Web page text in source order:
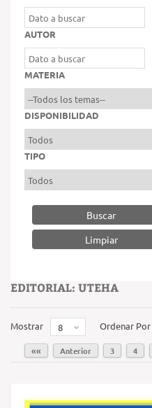
AUTOR
MATERIA
DISPONIBILIDAD
TIPO
Buscar
EDITORIAL: UTEHA
Mostrar 8 Ordenar Por
«« Anterior 3 4